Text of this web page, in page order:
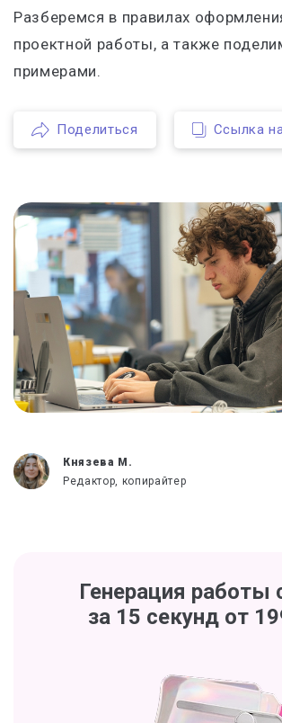
Разберемся в правилах
проектной работы, а также
примерами.
Поделиться Ссылка
Князева М.
Редактор, копирайтер
Генерация работы
за 15 секунд от